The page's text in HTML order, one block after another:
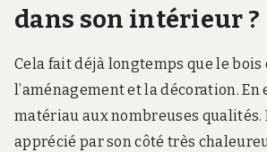
dans son intérieur ?
Cela fait déjà longtemps que le
l’aménagement et la décoration. En
matériau aux nombreuses qualités.
apprécié par son côté très